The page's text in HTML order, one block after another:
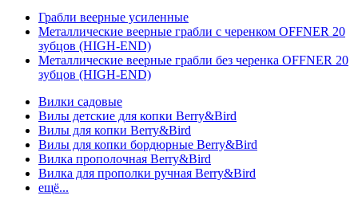
Грабли веерные усиленные
Металлические веерные грабли с черенком OFFNER 20
зубцов (HIGH-END)
Металлические веерные грабли без черенка OFFNER 20
зубцов (HIGH-END)
Вилки садовые
Вилы детские для копки Berry&Bird
Вилы для копки Berry&Bird
Вилы для копки бордюрные Berry&Bird
Вилка прополочная Berry&Bird
Вилка для прополки ручная Berry&Bird
ещё...